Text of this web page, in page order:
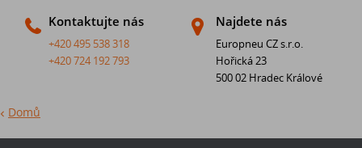
Kontaktujte nás
+420 495 538 318
+420 724 192 793
Najdete nás
Europneu CZ s.r.o.
Hořická 23
500 02 Hradec Králové
Domů